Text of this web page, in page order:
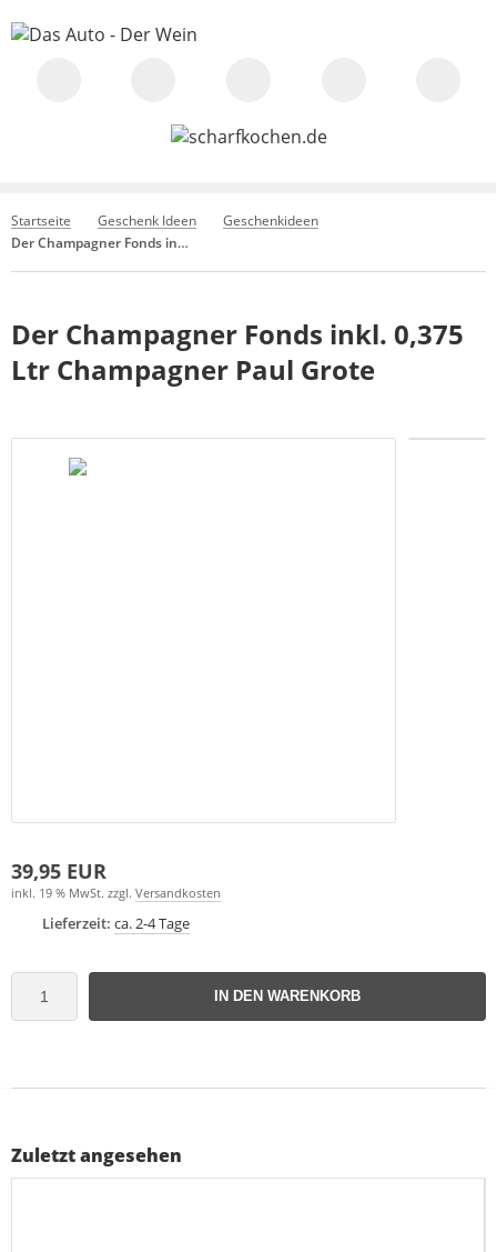
Startseite Geschenk Ideen
Geschenkideen
Der Champagner Fonds inkl. 0,375 Ltr Champagner Paul Grote
Der Champagner Fonds inkl. 0,375
Ltr Champagner Paul Grote
39,95 EUR
inkl. 19 % MwSt. zzgl. Versandkosten
Lieferzeit: ca. 2-4 Tage
IN DEN WARENKORB
Zuletzt angesehen